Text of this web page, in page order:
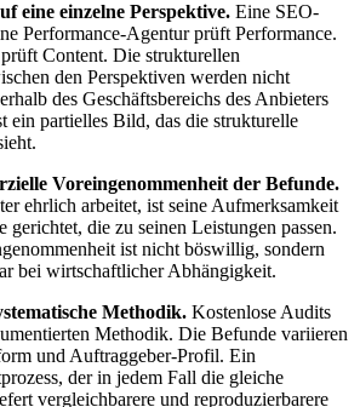
eine einzelne Perspektive. Eine SEO-
Performance-Agentur prüft Performance.
Content. Die strukturellen
den Perspektiven werden nicht
des Geschäftsbereichs des Anbieters
ein partielles Bild, das die strukturelle
Voreingenommenheit der Befunde.
ehrlich arbeitet, ist seine Aufmerksamkeit
gerichtet, die zu seinen Leistungen passen.
ist nicht böswillig, sondern
bei wirtschaftlicher Abhängigkeit.
Methodik. Kostenlose Audits
Methodik. Die Befunde variieren
und Auftraggeber-Profil. Ein
der in jedem Fall die gleiche
vergleichbarere und reproduzierbarere